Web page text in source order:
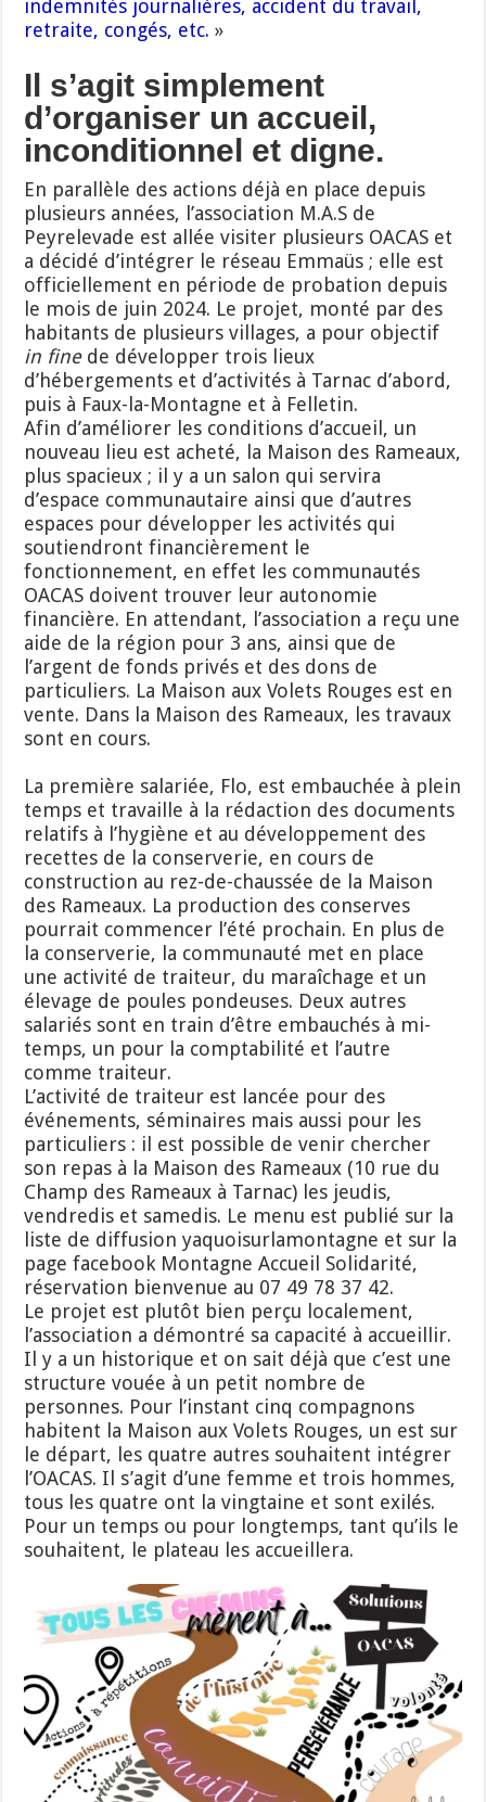
indemnités journalières, accident du travail,
retraite, congés, etc. »
Il s’agit simplement
d’organiser un accueil,
inconditionnel et digne.
En parallèle des actions déjà en place depuis
plusieurs années, l’association M.A.S de
Peyrelevade est allée visiter plusieurs OACAS et
a décidé d’intégrer le réseau Emmaüs ; elle est
officiellement en période de probation depuis
le mois de juin 2024. Le projet, monté par des
habitants de plusieurs villages, a pour objectif
in finede développer trois lieux
d’hébergements et d’activités à Tarnac d’abord,
puis à Faux-la-Montagne et à Felletin.
Afin d’améliorer les conditions d’accueil, un
nouveau lieu est acheté, la Maison des Rameaux,
plus spacieux ; il y a un salon qui servira
d’espace communautaire ainsi que d’autres
espaces pour développer les activités qui
soutiendront financièrement le
fonctionnement, en effet les communautés
OACAS doivent trouver leur autonomie
financière. En attendant, l’association a reçu une
aide de la région pour 3 ans, ainsi que de
l’argent de fonds privés et des dons de
particuliers. La Maison aux Volets Rouges est en
vente. Dans la Maison des Rameaux, les travaux
sont en cours.
La première salariée, Flo, est embauchée à plein
temps et travaille à la rédaction des documents
relatifs à l’hygiène et au développement des
recettes de la conserverie, en cours de
construction au rez-de-chaussée de la Maison
des Rameaux. La production des conserves
pourrait commencer l’été prochain. En plus de
la conserverie, la communauté met en place
une activité de traiteur, du maraîchage et un
élevage de poules pondeuses. Deux autres
salariés sont en train d’être embauchés à mi-
temps, un pour la comptabilité et l’autre
comme traiteur.
L’activité de traiteur est lancée pour des
événements, séminaires mais aussi pour les
particuliers : il est possible de venir chercher
son repas à la Maison des Rameaux (10 rue du
Champ des Rameaux à Tarnac) les jeudis,
vendredis et samedis. Le menu est publié sur la
liste de diffusion yaquoisurlamontagne et sur la
page facebook Montagne Accueil Solidarité,
réservation bienvenue au 07 49 78 37 42.
Le projet est plutôt bien perçu localement,
l’association a démontré sa capacité à accueillir.
Il y a un historique et on sait déjà que c’est une
structure vouée à un petit nombre de
personnes. Pour l’instant cinq compagnons
habitent la Maison aux Volets Rouges, un est sur
le départ, les quatre autres souhaitent intégrer
l’OACAS. Il s’agit d’une femme et trois hommes,
tous les quatre ont la vingtaine et sont exilés.
Pour un temps ou pour longtemps, tant qu’ils le
souhaitent, le plateau les accueillera.